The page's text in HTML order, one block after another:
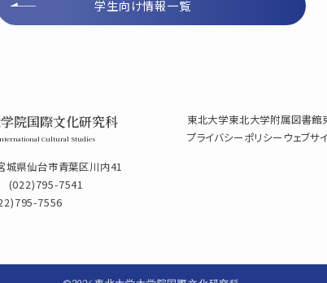
学生向け情報一覧
東北大学東北大学附属図書館
プライバシーポリシー ウェブサ
院国際文化研究科
Cultural Studies
城県仙台市青葉区川内41
(022)795-7541
7556